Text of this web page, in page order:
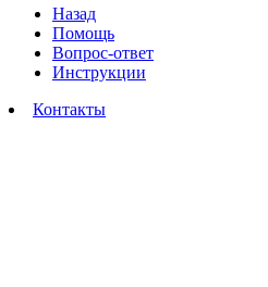
Назад
Помощь
Вопрос-ответ
Инструкции
Контакты